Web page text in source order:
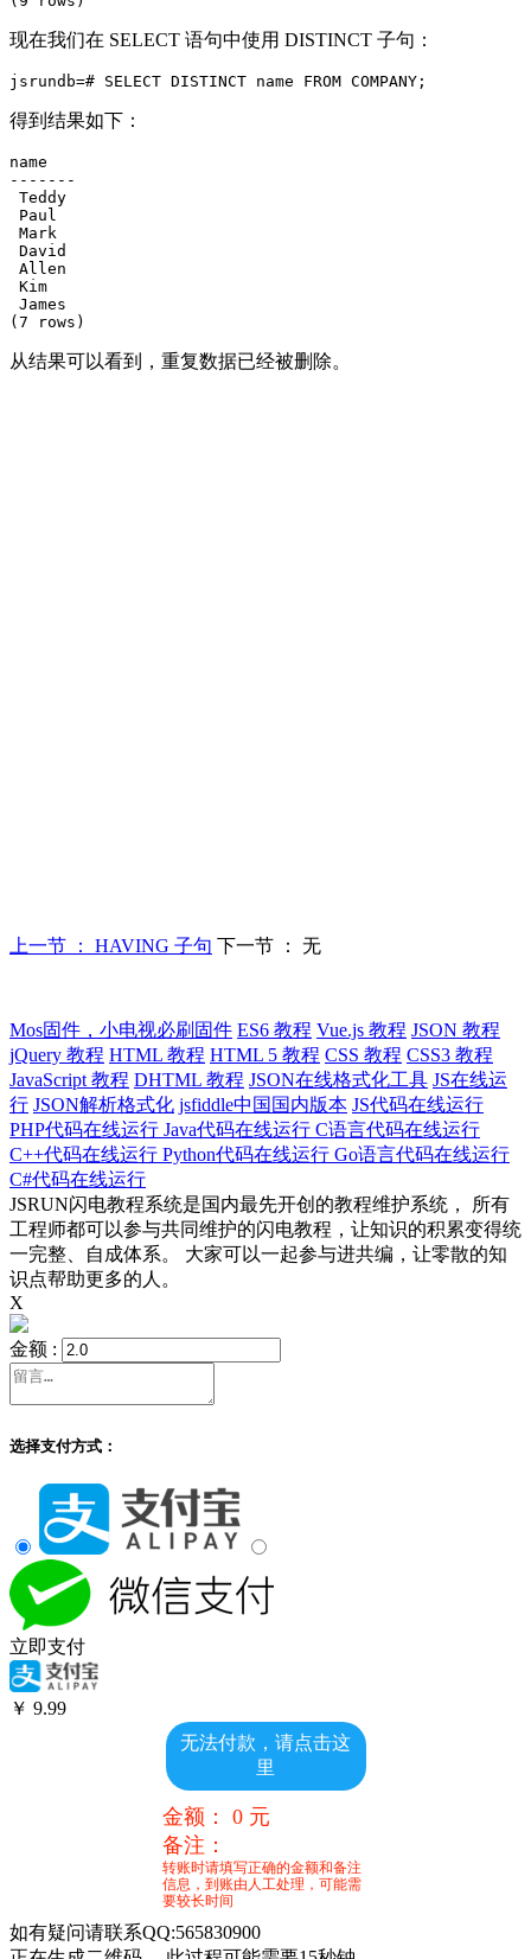
现在我们在 SELECT 语句中使用 DISTINCT 子句：
得到结果如下：
name
-------
Teddy
Paul
Mark
David
Allen
Kim
James
从结果可以看到，重复数据已经被删除。
上一节 ： HAVING 子句 下一节 ： 无
Mos固件，小电视必刷固件 ES6 教程 Vue.js 教程 JSON 教程
jQuery 教程 HTML 教程 HTML 5 教程 CSS 教程 CSS3 教程
JavaScript 教程 DHTML 教程 JSON在线格式化工具 JS在线运
行 JSON解析格式化 jsfiddle中国国内版本 JS代码在线运行
PHP代码在线运行 Java代码在线运行 C语言代码在线运行
C++代码在线运行 Python代码在线运行 Go语言代码在线运行
C#代码在线运行
JSRUN闪电教程系统是国内最先开创的教程维护系统， 所有
工程师都可以参与共同维护的闪电教程，让知识的积累变得统
一完整、自成体系。 大家可以一起参与进共编，让零散的知
识点帮助更多的人。
X
金额 :
选择支付方式：
立即支付
￥ 9.99
无法付款，请点击这
里
金额： 0元
备注：
转账时请填写正确的金额和备注
信息，到账由人工处理，可能需
要较长时间
如有疑问请联系QQ:565830900